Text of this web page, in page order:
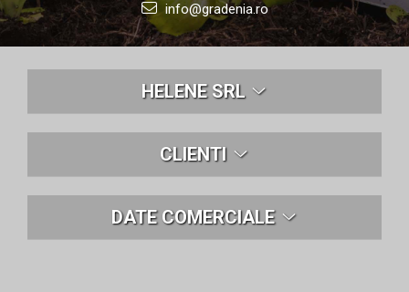
Pistoale cu aer cald
Mașini electrice de șlefuit / polișat
Mixer electric
Polizor de banc
Masini de debitat metal
info@gradenia.ro
HELENE SRL
CLIENTI
DATE COMERCIALE